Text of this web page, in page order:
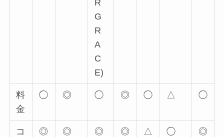
R
G
R
A
C
E)
料
金
◯ ◎ ◯ ◎ ◯ △ ◯
コ
◎ ◎ ◎ ◎ △ ◯ ◎